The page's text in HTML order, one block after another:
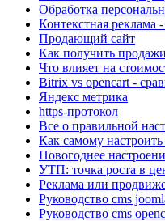
Обработка
Контекстная реклама
Продающий сайт
Как получить
Что влияет на
Bitrix vs opencart -
Яндекс метрика
https-протокол
Все о правильной
Как самому
Новогоднее
УТП: точка роста в
Реклама или
Руководство cms
Руководство cms